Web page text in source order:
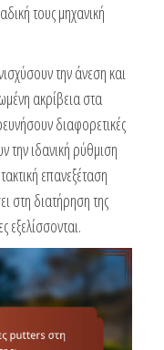
τους μηχανική
την άνεση και
ακρίβεια στα
διαφορετικές
την ιδανική ρύθμιση
επανεξέταση
στη διατήρηση της
εξελίσσονται.